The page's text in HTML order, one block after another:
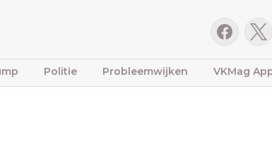
Politie Probleemwijken VKMag